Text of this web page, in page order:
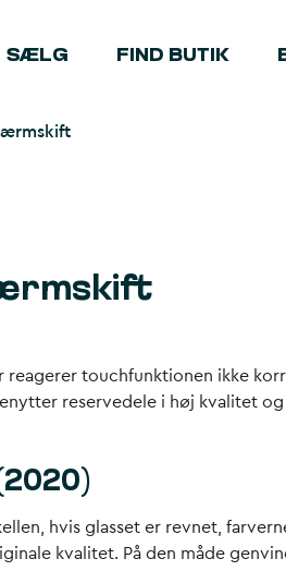
SÆLG FIND BUTIK
touchfunktionen ikke
reservedele i høj kvalitet
hvis glasset er revnet,
kvalitet. På den måde